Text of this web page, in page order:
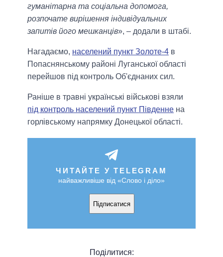
гуманітарна та соціальна допомога,
розпочате вирішення індивідуальних
запитів його мешканців», – додали в штабі.
Нагадаємо, населений пункт Золоте-4 в
Попаснянському районі Луганської області
перейшов під контроль Об'єднаних сил.
Раніше в травні українські військові взяли
під контроль населений пункт Південне на
горлівському напрямку Донецької області.
ЧИТАЙТЕ У TELEGRAM
найважливіше від «Слово і діло»
Підписатися
Поділитися: